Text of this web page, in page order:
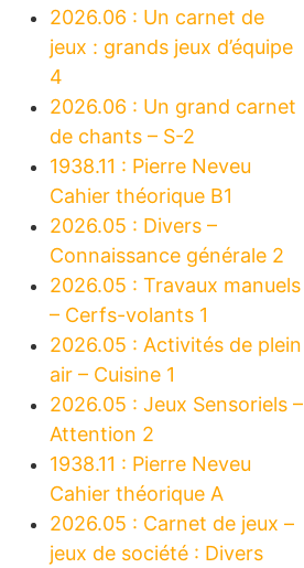
2026.06 : Un carnet de
jeux : grands jeux d’équipe
4
2026.06 : Un grand carnet
de chants – S-2
1938.11 : Pierre Neveu
Cahier théorique B1
2026.05 : Divers –
Connaissance générale 2
2026.05 : Travaux manuels
– Cerfs-volants 1
2026.05 : Activités de plein
air – Cuisine 1
2026.05 : Jeux Sensoriels –
Attention 2
1938.11 : Pierre Neveu
Cahier théorique A
2026.05 : Carnet de jeux –
jeux de société : Divers